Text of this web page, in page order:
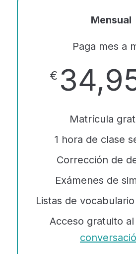
Mensual
Paga mes a
€
Matrícula
1 hora de clase
Corrección de
Exámenes de
Listas de
Acceso gratuito al